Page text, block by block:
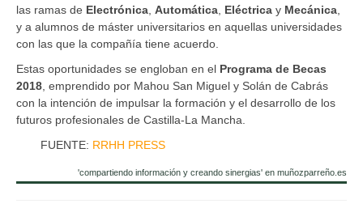
las ramas de Electrónica Automática Eléctrica y Mecánica
y a alumnos de máster universitarios en aquellas universidades
con las que la compañía tiene acuerdo.
Estas oportunidades se engloban en el Programa de Becas
2018 , emprendido por Mahou San Miguel y Solán de Cabrás
con la intención de impulsar la formación y el desarrollo de los
futuros profesionales de Castilla-La Mancha.
FUENTE: RRHH PRESS
'compartiendo información y creando sinergias' en muñozparreño.es